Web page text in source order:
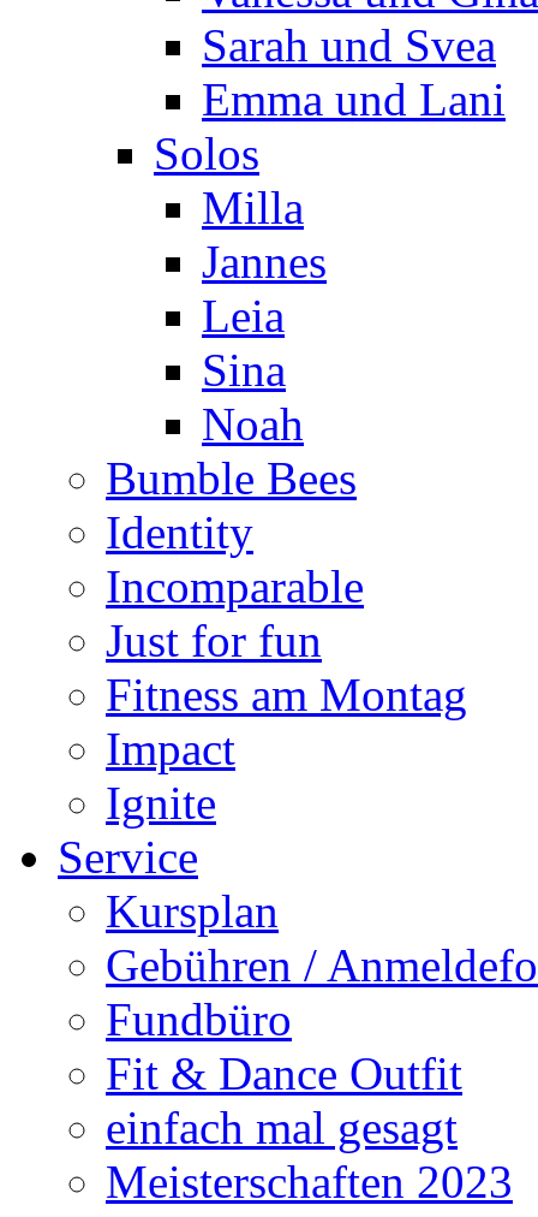
Sarah und Svea
Emma und Lani
Solos
Milla
Jannes
Leia
Sina
Noah
Bumble Bees
Identity
Incomparable
Just for fun
Fitness am Montag
Impact
Ignite
Service
Kursplan
Gebühren /
Fundbüro
Fit & Dance Outfit
einfach mal gesagt
Meisterschaften 2023